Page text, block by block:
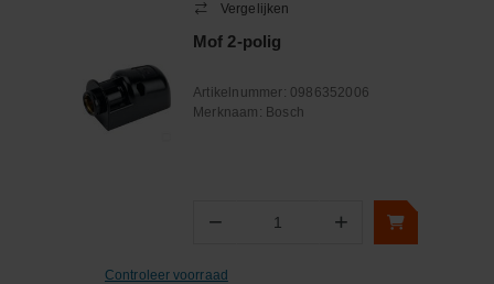
Vergelijken
Mof 2-polig
Artikelnummer: 0986352006
Merknaam: Bosch
− Aantal +
Controleer voorraad